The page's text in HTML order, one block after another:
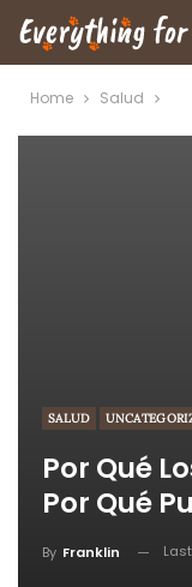
Home Salud
SALUD
Por Qué
Por Qué
By Franklin